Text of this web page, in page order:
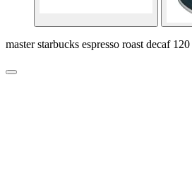
master starbucks espresso roast decaf